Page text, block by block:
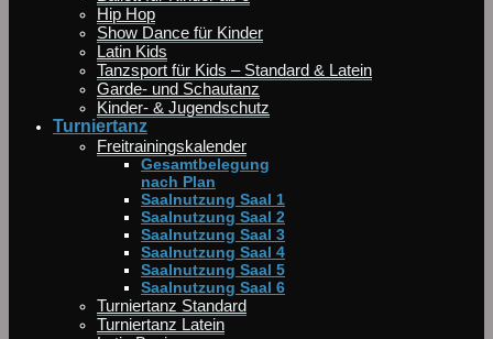
Hip Hop
Show Dance für Kinder
Latin Kids
Tanzsport für Kids – Standard & Latein
Garde- und Schautanz
Kinder- & Jugendschutz
Turniertanz
Freitrainingskalender
Gesamtbelegung
nach Plan
Saalnutzung Saal 1
Saalnutzung Saal 2
Saalnutzung Saal 3
Saalnutzung Saal 4
Saalnutzung Saal 5
Saalnutzung Saal 6
Turniertanz Standard
Turniertanz Latein